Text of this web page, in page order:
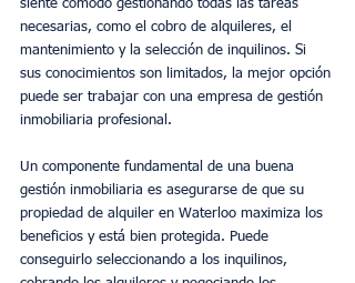
siente cómodo gestionando todas las tareas
necesarias, como el cobro de alquileres, el
mantenimiento y la selección de inquilinos. Si
sus conocimientos son limitados, la mejor opción
puede ser trabajar con una empresa de gestión
inmobiliaria profesional.
Un componente fundamental de una buena
gestión inmobiliaria es asegurarse de que su
propiedad de alquiler en Waterloo maximiza los
beneficios y está bien protegida. Puede
conseguirlo seleccionando a los inquilinos,